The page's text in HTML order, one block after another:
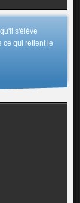
s'élève
ce qui retient le